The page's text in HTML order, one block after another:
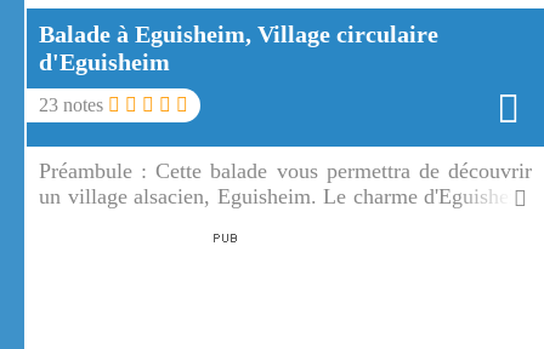
Balade à Eguisheim, Village circulaire
d'Eguisheim
23 notes
Préambule :Cette balade vous permettra de découvrir
un village alsacien, Eguisheim. Le charme d'Eguisheim
bordées de vieilles maisons, si étroites parfois qu'elles